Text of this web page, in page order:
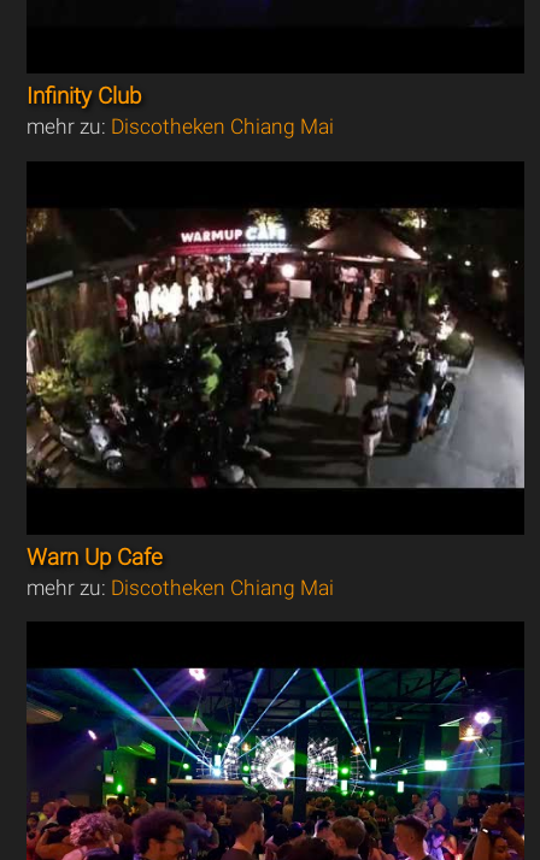
Infinity Club
mehr zu: Discotheken Chiang Mai
Warn Up Cafe
mehr zu: Discotheken Chiang Mai